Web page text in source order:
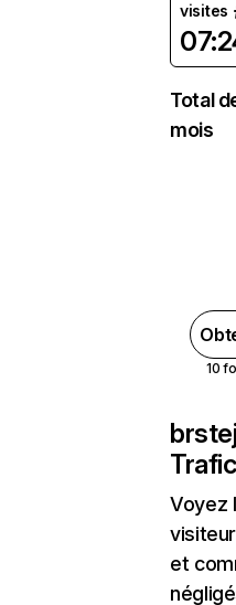
visites
Total
mois
10
Voyez
et